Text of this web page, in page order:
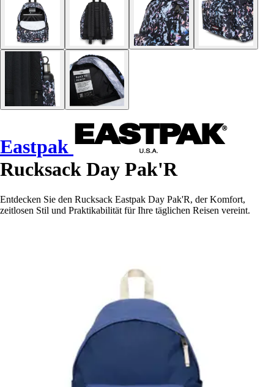
Eastpak
Rucksack Day Pak'R
Entdecken Sie den Rucksack Eastpak Day Pak'R, der Komfort,
zeitlosen Stil und Praktikabilität für Ihre täglichen Reisen vereint.